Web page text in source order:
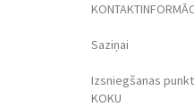
Saziņai
Izsniegšanas
KOKU